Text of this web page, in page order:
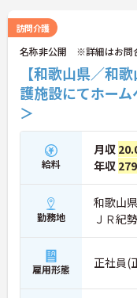
訪問介護
名称非公開 ※詳細はお問
【和歌山県／和
護施設にてホー
＞
給料
月収
年収
勤務地
和歌山
ＪＲ紀
雇用形態 正社員(